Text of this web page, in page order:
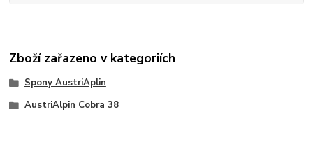
Zboží zařazeno v kategoriích
Spony AustriAplin
AustriAlpin Cobra 38